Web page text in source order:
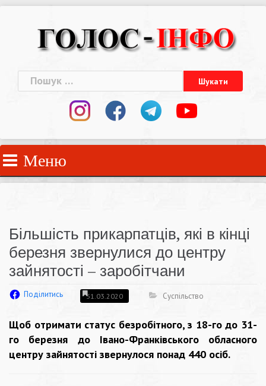
Пошук:
Меню
Більшість прикарпатців, які в кінці
березня звернулися до центру
зайнятості – заробітчани
Поділитись 31.03.2020 Суспільство
Щоб отримати статус безробітного, з 18-го до 31-
го березня до Івано-Франківського обласного
центру зайнятості звернулося понад 440 осіб.